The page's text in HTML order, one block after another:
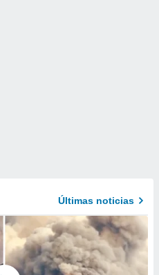
Últimas noticias